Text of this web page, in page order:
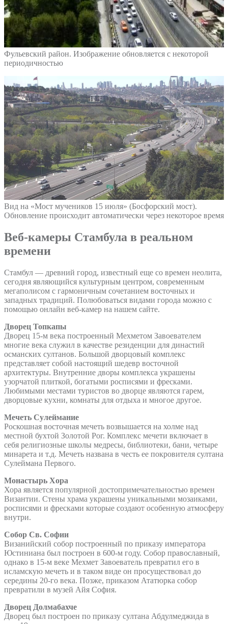
Фульевский район. Изображение обновляется с некоторой
периодичностью
Вид на «Мост мучеников 15 июля» (Босфорский мост).
Обновление происходит автоматически через некоторое время
Веб-камеры Стамбула в реальном
времени
Стамбул — древний город, известный еще со времен неолита,
сегодня являющийся культурным центром, современным
мегаполисом с гармоничным сочетанием восточных и
западных традиций. Полюбоваться видами города можно с
помощью онлайн веб-камер на нашем сайте.
Дворец Топкапы
Дворец 15-м века построенный Мехметом Завоевателем
многие века служил в качестве резиденции для династий
османских султанов. Большой дворцовый комплекс
представляет собой настоящий шедевр восточной
архитектуры. Внутренние дворы комплекса украшены
узорчатой плиткой, богатыми росписями и фресками.
Любимыми местами туристов во дворце являются гарем,
дворцовые кухни, комнаты для отдыха и многое другое.
Мечеть Сулеймание
Роскошная восточная мечеть возвышается на холме над
местной бухтой Золотой Рог. Комплекс мечети включает в
себя религиозные школы медресы, библиотеки, бани, четыре
минарета и т.д. Мечеть названа в честь ее покровителя султана
Сулеймана Первого.
Монастырь Хора
Хора является популярной достопримечательностью времен
Византии. Стены храма украшены уникальными мозаиками,
росписями и фресками которые создают особенную атмосферу
внутри.
Собор Св. Софии
Визанийский собор построенный по приказу императора
Юстиниана был построен в 600-м году. Собор православный,
однако в 15-м веке Мехмет Завоеватель превратил его в
исламскую мечеть и в таком виде он просуществовал до
середины 20-го века. Позже, приказом Ататюрка собор
превратили в музей Айя София.
Дворец Долмабахче
Дворец был построен по приказу султана Абдулмеджида в